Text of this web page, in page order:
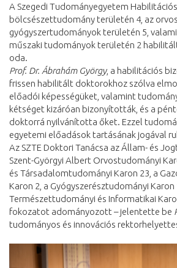
A Szegedi Tudományegyetem
bölcsészettudomány területén 4, az
gyógyszertudományok területén 5,
műszaki tudományok területén 2
oda.
Prof. Dr. Ábrahám György, a habilitációs
frissen habilitált doktorokhoz szólva
előadói képességüket, valamint
kétséget kizáróan bizonyították, és a
doktorrá nyilvánította őket. Ezzel
egyetemi előadások tartásának jogával
Az SZTE Doktori Tanácsa az Állam- és
Szent-Györgyi Albert Orvostudományi
és Társadalomtudományi Karon 23, a
Karon 2, a Gyógyszerésztudományi Karon
Természettudományi és Informatikai
fokozatot adományozott – jelentette be
tudományos és innovációs